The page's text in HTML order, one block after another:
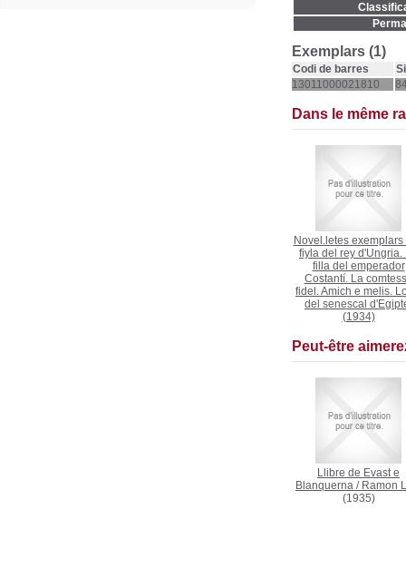
Exemplars (1)
Codi de barres
13011000021810
Dans le même
Novel.letes exemplars
fiyla del rey d'Ungria.
filla del emperador
Costantí. La
fidel. Amich e melis.
del senescal
(1934)
Peut-être
Llibre de Evast e
Blanquerna / Ramon
(1935)